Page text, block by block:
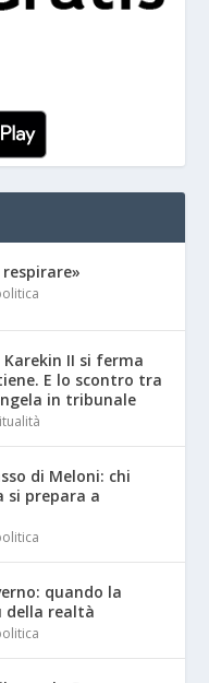
II si ferma
E lo scontro tra
in tribunale
di Meloni: chi
si prepara a
quando la
della realtà